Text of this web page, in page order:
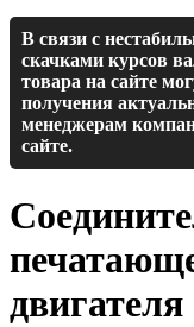
В связи с
скачками курсов
товара на сайте
получения
менеджерам
сайте.
двигателя